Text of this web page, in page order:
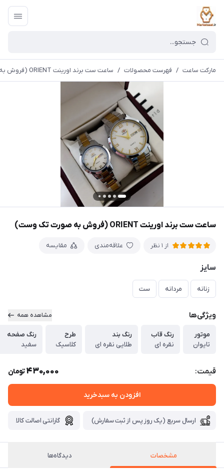
مارکت ساعت / فهرست محصولات / ساعت ست برند اورینت ORIENT (فروش به صورت تک وست)
ساعت ست برند اورینت ORIENT (فروش به صورت تک وست)
از 1 نظر علاقه‌مندی مقایسه
سایز
زنانه مردانه ست
ویژگی‌ها مشاهده همه
موتور
تایوان
رنگ قاب
نقره ای
رنگ بند
طلایی نقره ای
طرح
کلاسیک
رنگ صفحه
سفید
قیمت: 430,000تومان
افزودن به سبدخرید
ارسال سریع (یک روز پس از ثبت سفارش) گارانتی اصالت کالا
مشخصات دیدگاه‌ها